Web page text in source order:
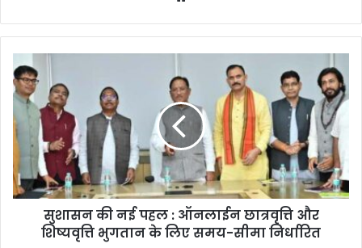
सुशासन की नई पहल : ऑनलाईन छात्रवृत्ति और
शिष्यवृत्ति भुगतान के लिए समय-सीमा निर्धारित